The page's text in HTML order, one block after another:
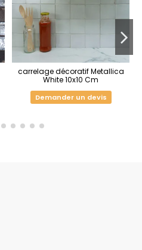
carrelage décoratif Metallica
White 10x10 Cm
Demander un devis